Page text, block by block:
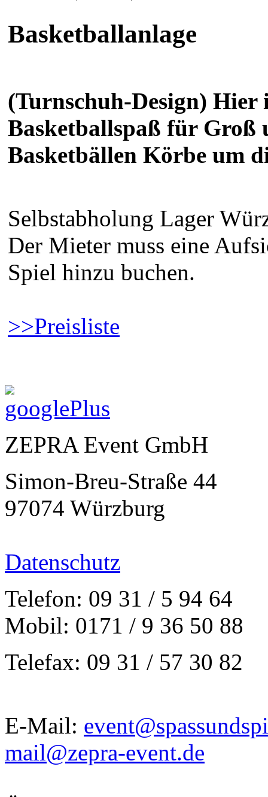
Basketballanlage
(Turnschuh-Design)
Basketballspaß für
Basketbällen Körbe um
Selbstabholung Lager
Der Mieter muss eine
Spiel hinzu buchen.
>>Preisliste
ZEPRA Event GmbH
Simon-Breu-Straße 44
97074 Würzburg
Datenschutz
Telefon: 09 31 / 5 94 64
Mobil: 0171 / 9 36 50 88
Telefax: 09 31 / 57 30 82
E-Mail:
mail@zepra-event.de